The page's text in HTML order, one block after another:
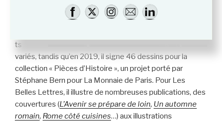
ts
variés, tandis qu’en 2019, il signe 46 dessins pour la
collection « Pièces d’Histoire », un projet porté par
Stéphane Bern pour La Monnaie de Paris. Pour Les
Belles Lettres, il illustre de nombreuses publications, des
couvertures (L’Avenir se prépare de loin, Un automne
romain, Rome côté cuisines…) aux illustrations